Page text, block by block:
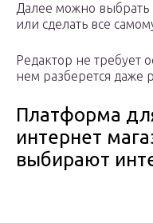
Далее можно выбрать
или сделать все
Редактор не требует
нем разберется даже
Платформа
интернет
выбирают